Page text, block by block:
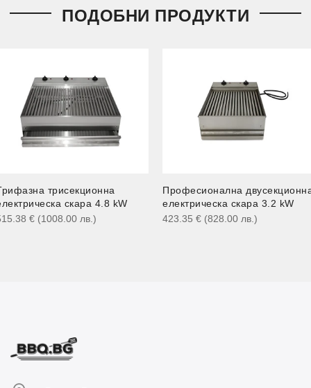
ПОДОБНИ ПРОДУКТИ
трисекционна
скара 4.8 kW
€ (1008.00 лв. )
Професионална
електрическа скара 3.2 kW
423.35 € (828.00 лв. )